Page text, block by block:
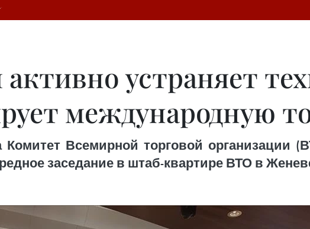
устраняет
международную
Комитет Всемирной торговой организации
заседание в штаб-квартире ВТО в